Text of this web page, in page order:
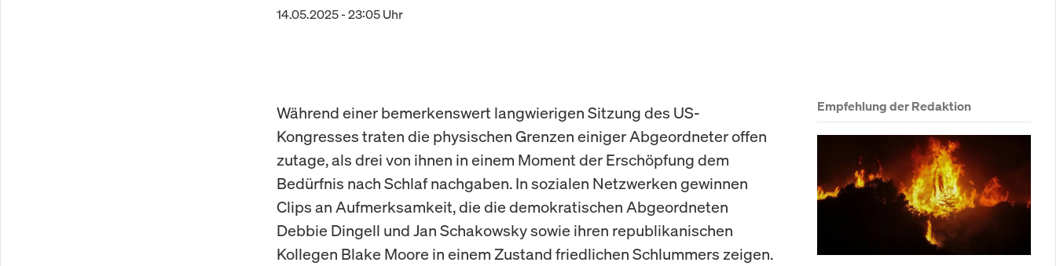
14.05.2025 - 23:05 Uhr
Während einer bemerkenswert langwierigen Sitzung des US-
Kongresses traten die physischen Grenzen einiger Abgeordneter offen
zutage, als drei von ihnen in einem Moment der Erschöpfung dem
Bedürfnis nach Schlaf nachgaben. In sozialen Netzwerken gewinnen
Clips an Aufmerksamkeit, die die demokratischen Abgeordneten
Debbie Dingell und Jan Schakowsky sowie ihren republikanischen
Kollegen Blake Moore in einem Zustand friedlichen Schlummers zeigen.
Empfehlung der Redaktion